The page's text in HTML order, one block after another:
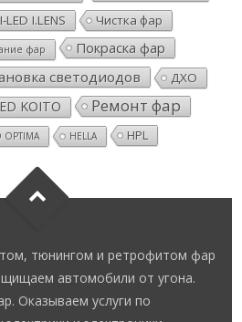
LED I.LENS
Чистка фар
фар Покраска фар
светодиодов ДХО
KOITO Ремонт фар
OPTIMA HELLA HPL
тюнингом и ретрофитом фар
автомобили от угона.
Оказываем услуги по